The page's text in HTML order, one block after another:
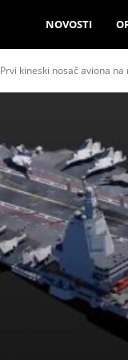
NOVOSTI
Prvi kineski nosač aviona